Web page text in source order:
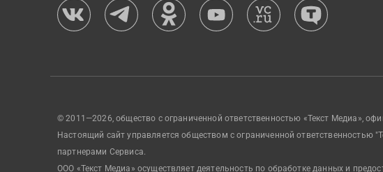
© 2011—2026, общество с ограниченной ответственностью «Текст Медиа»,
Настоящий сайт управляется обществом с ограниченной
партнерами Сервиса.
ООО «Текст Медиа» осуществляет деятельность по обработке данных и